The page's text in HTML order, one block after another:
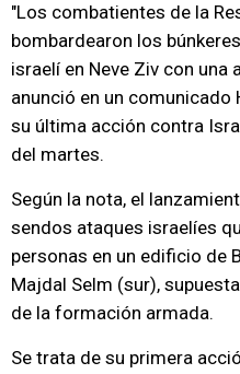
"Los combatientes de la
bombardearon los
israelí en Neve Ziv con una
anunció en un comunicado
su última acción contra
del martes.
Según la nota, el
sendos ataques israelíes
personas en un edificio de
Majdal Selm (sur),
de la formación armada.
Se trata de su primera